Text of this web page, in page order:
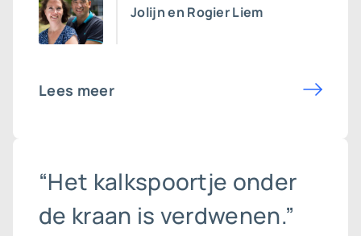
Jolijn en Rogier Liem
Lees meer
“Het kalkspoortje onder
de kraan is verdwenen.”